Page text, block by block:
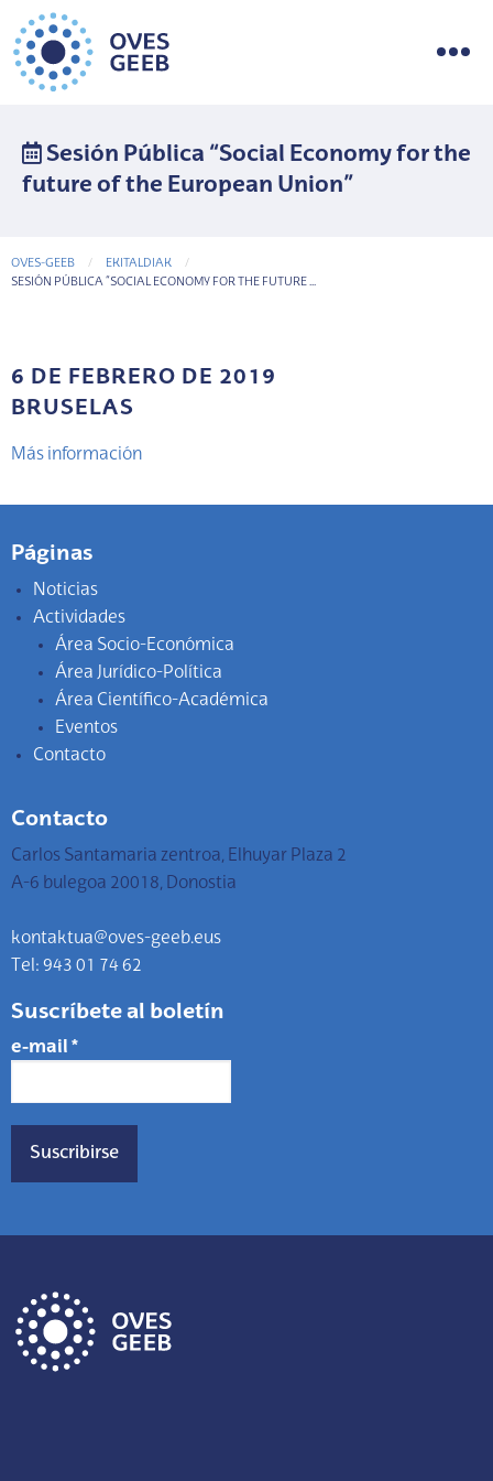
Sesión Pública “Social Economy for the
future of the European Union”
OVES-GEEB
EKITALDIAK
CURRENT-PAGE
SESIÓN PÚBLICA “SOCIAL ECONOMY FOR THE FUTURE ...
6 DE FEBRERO DE 2019
BRUSELAS
Más información
Páginas
Noticias
Actividades
Área Socio-Económica
Área Jurídico-Política
Área Científico-Académica
Eventos
Contacto
Contacto
Carlos Santamaria zentroa, Elhuyar Plaza 2
A-6 bulegoa 20018, Donostia
kontaktua@oves-geeb.eus
Tel: 943 01 74 62
Suscríbete al boletín
e-mail *